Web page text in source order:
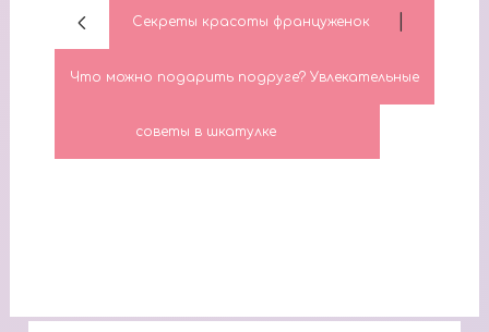
Секреты красоты француженок
Что можно подарить подруге? Увлекательные
советы в шкатулке